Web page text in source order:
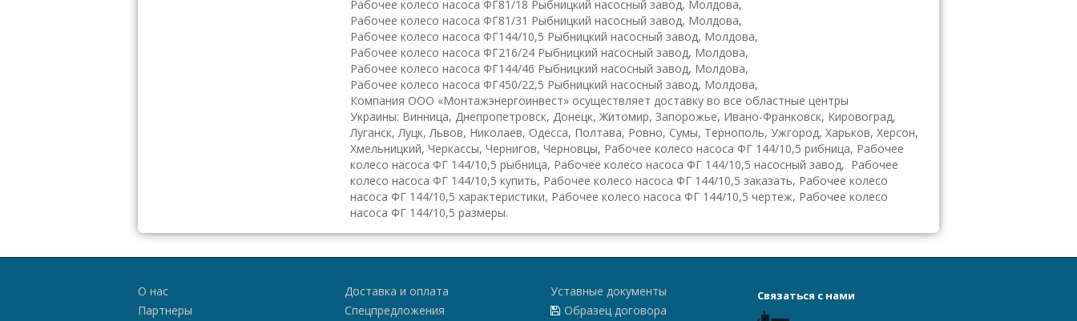
Рабочее колесо насоса ФГ81/18 Рыбницкий насосный завод, Молдова,
Рабочее колесо насоса ФГ81/31 Рыбницкий насосный завод, Молдова,
Рабочее колесо насоса ФГ144/10,5 Рыбницкий насосный завод, Молдова,
Рабочее колесо насоса ФГ216/24 Рыбницкий насосный завод, Молдова,
Рабочее колесо насоса ФГ144/46 Рыбницкий насосный завод, Молдова,
Рабочее колесо насоса ФГ450/22,5 Рыбницкий насосный завод, Молдова,
Компания ООО «Монтажэнергоинвест» осуществляет доставку во все областные центры
Украины: Винница, Днепропетровск, Донецк, Житомир, Запорожье, Ивано-Франковск, Кировоград,
Луганск, Луцк, Львов, Николаев, Одесса, Полтава, Ровно, Сумы, Тернополь, Ужгород, Харьков, Херсон,
Хмельницкий, Черкассы, Чернигов, Черновцы, Рабочее колесо насоса ФГ 144/10,5 рибница, Рабочее
колесо насоса ФГ 144/10,5 рыбница, Рабочее колесо насоса ФГ 144/10,5 насосный завод, Рабочее
колесо насоса ФГ 144/10,5 купить, Рабочее колесо насоса ФГ 144/10,5 заказать, Рабочее колесо
насоса ФГ 144/10,5 характеристики, Рабочее колесо насоса ФГ 144/10,5 чертеж, Рабочее колесо
насоса ФГ 144/10,5 размеры.
О нас
Партнеры
Доставка и оплата
Спецпредложения
Уставные документы
Образец договора
Связаться с нами